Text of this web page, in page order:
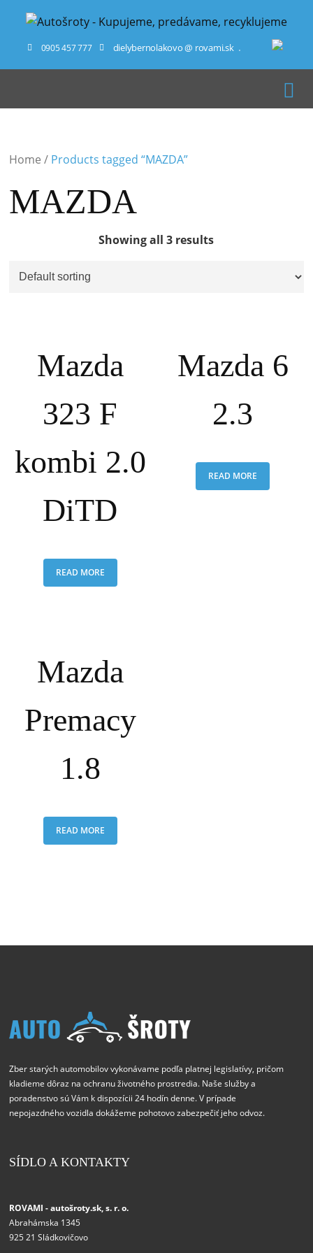
0905 457 777 dielybernolakovo @ rovami.sk
Home / Products tagged “MAZDA”
MAZDA
Showing all 3 results
Mazda
323 F
kombi 2.0
DiTD
READ MORE
Mazda 6
2.3
READ MORE
Mazda
Premacy
1.8
READ MORE
Zber starých automobilov vykonávame podľa platnej legislatívy, pričom
kladieme dôraz na ochranu životného prostredia. Naše služby a
poradenstvo sú Vám k dispozícii 24 hodín denne. V prípade
nepojazdného vozidla dokážeme pohotovo zabezpečiť jeho odvoz.
SÍDLO A KONTAKTY
ROVAMI - autošroty.sk, s. r. o.
Abrahámska 1345
925 21 Sládkovičovo